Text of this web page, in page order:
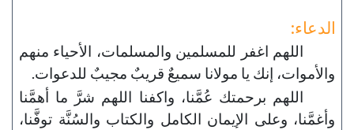
الدعاء:
اللهم اغفر للمسلمين والمسلمات، الأحياء منهم
والأموات، إنك يا مولانا سميعٌ قريبٌ مجيبٌ للدعوات.
اللهم برحمتك عُمَّنا، واكفنا اللهم شرَّ ما أهمَّنا
وأغمَّنا، وعلى الإيمان الكامل والكتاب والسُنَّة توفَّنا،